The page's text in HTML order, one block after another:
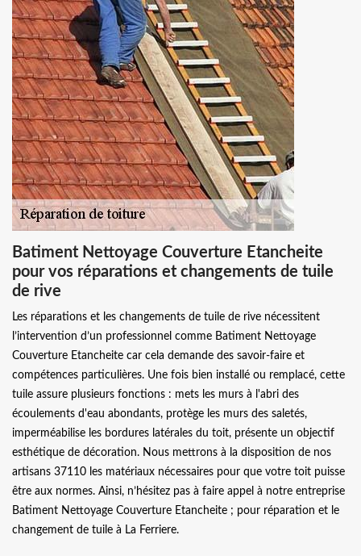
Batiment Nettoyage Couverture Etancheite
pour vos réparations et changements de tuile
de rive
Les réparations et les changements de tuile de rive nécessitent
l’intervention d’un professionnel comme Batiment Nettoyage
Couverture Etancheite car cela demande des savoir-faire et
compétences particulières. Une fois bien installé ou remplacé, cette
tuile assure plusieurs fonctions : mets les murs à l'abri des
écoulements d'eau abondants, protège les murs des saletés,
imperméabilise les bordures latérales du toit, présente un objectif
esthétique de décoration. Nous mettrons à la disposition de nos
artisans 37110 les matériaux nécessaires pour que votre toit puisse
être aux normes. Ainsi, n’hésitez pas à faire appel à notre entreprise
Batiment Nettoyage Couverture Etancheite ; pour réparation et le
changement de tuile à La Ferriere.